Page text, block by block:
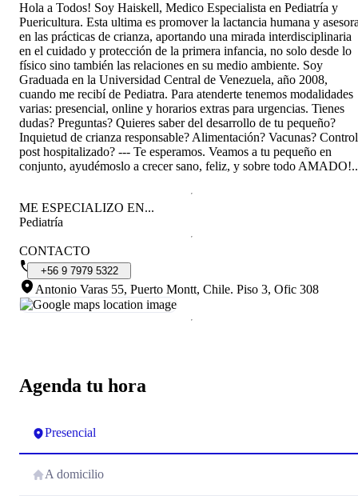
Agenda tu hora
Presencial
A domicilio
Hola a Todos! Soy Haiskell, Medico Especialista en Pediatría y
Puericultura. Esta ultima es promover la lactancia humana y
en las prácticas de crianza, aportando una mirada interdisciplinaria
en el cuidado y protección de la primera infancia, no solo desde lo
físico sino también las relaciones en su medio ambiente. Soy
Graduada en la Universidad Central de Venezuela, año 2008,
cuando me recibí de Pediatra. Para atenderte tenemos modalidades
varias: presencial, online y horarios extras para urgencias. Tienes
dudas? Preguntas? Quieres saber del desarrollo de tu pequeño?
Inquietud de crianza responsable? Alimentación? Vacunas? Control
post hospitalizado? --- Te esperamos. Veamos a tu pequeño en
conjunto, ayudémoslo a crecer sano, feliz, y sobre todo
ME ESPECIALIZO EN...
Pediatría
CONTACTO
+56 9 7979 5322
Antonio Varas 55, Puerto Montt, Chile. Piso 3, Ofic 308